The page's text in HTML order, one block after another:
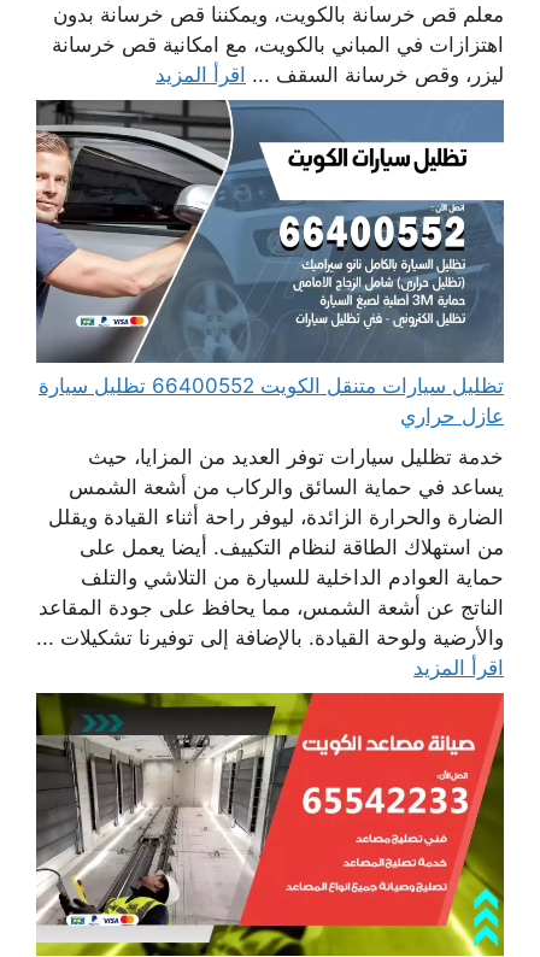
معلم قص خرسانة بالكويت، ويمكننا قص خرسانة بدون
اهتزازات في المباني بالكويت، مع امكانية قص خرسانة
ليزر، وقص خرسانة السقف ... اقرأ المزيد
تظليل سيارات متنقل الكويت 66400552 تظليل سيارة
عازل حراري
خدمة تظليل سيارات توفر العديد من المزايا، حيث
يساعد في حماية السائق والركاب من أشعة الشمس
الضارة والحرارة الزائدة، ليوفر راحة أثناء القيادة ويقلل
من استهلاك الطاقة لنظام التكييف. أيضا يعمل على
حماية العوادم الداخلية للسيارة من التلاشي والتلف
الناتج عن أشعة الشمس، مما يحافظ على جودة المقاعد
والأرضية ولوحة القيادة. بالإضافة إلى توفيرنا تشكيلات ...
اقرأ المزيد